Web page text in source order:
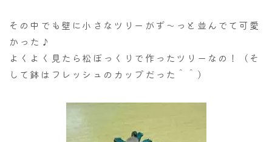
その中でも壁に小さなツリーがず～っと並んでて可愛
かった♪
よくよく見たら松ぼっくりで作ったツリーなの！（そ
して鉢はフレッシュのカップだった＾＾）